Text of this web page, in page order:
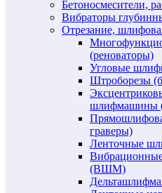
Бетоносмесители,
Вибраторы
Отрезание,
(реноваторы)
Угловые
Штроборезы
граверы)
Ленточные
(ВШМ)